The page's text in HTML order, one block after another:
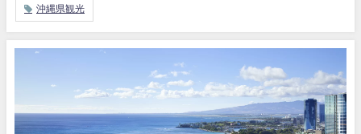
沖縄県観光